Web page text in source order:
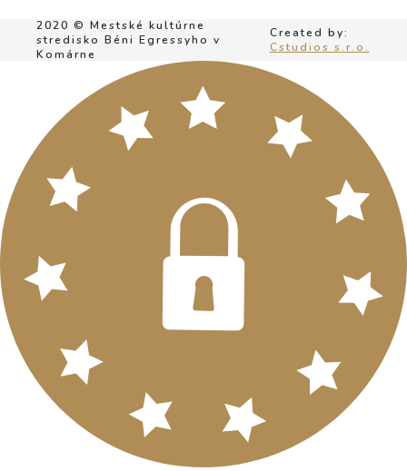
2020 © Mestské kultúrne
stredisko Béni Egressyho v
Komárne
Created by:
Cstudios s.r.o.